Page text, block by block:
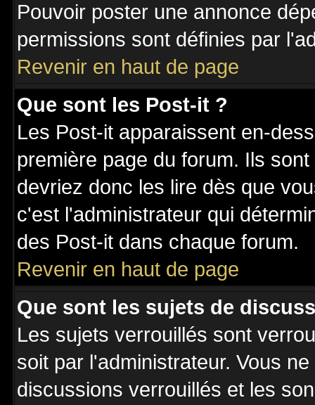
Pouvoir poster une annonce
permissions sont définies par
Revenir en haut de page
Que sont les Post-it ?
Les Post-it apparaissent en-
première page du forum. Ils
devriez donc les lire dès que
c'est l'administrateur qui
des Post-it dans chaque forum.
Revenir en haut de page
Que sont les sujets de
Les sujets verrouillés sont
soit par l'administrateur. Vous
discussions verrouillés et les